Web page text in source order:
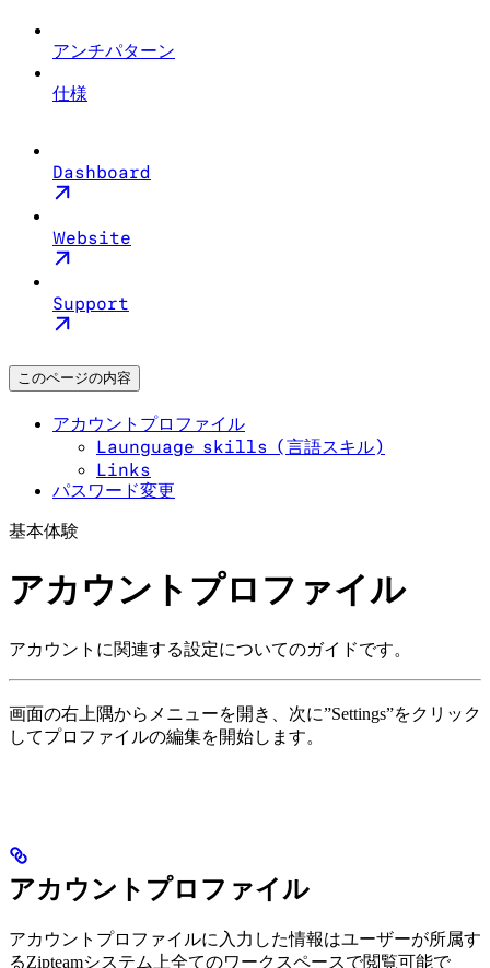
アンチパターン
仕様
Dashboard
Website
Support
このページの内容
アカウントプロファイル
Launguage skills (言語スキル)
Links
パスワード変更
基本体験
アカウントプロファイル
アカウントに関連する設定についてのガイドです。
画面の右上隅からメニューを開き、次に”Settings”をクリック
してプロファイルの編集を開始します。
アカウントプロファイル
アカウントプロファイルに入力した情報はユーザーが所属す
るZipteamシステム上全てのワークスペースで閲覧可能で